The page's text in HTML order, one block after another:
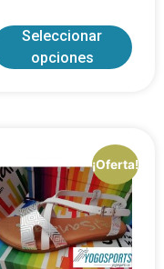
Seleccionar
opciones
¡Oferta!